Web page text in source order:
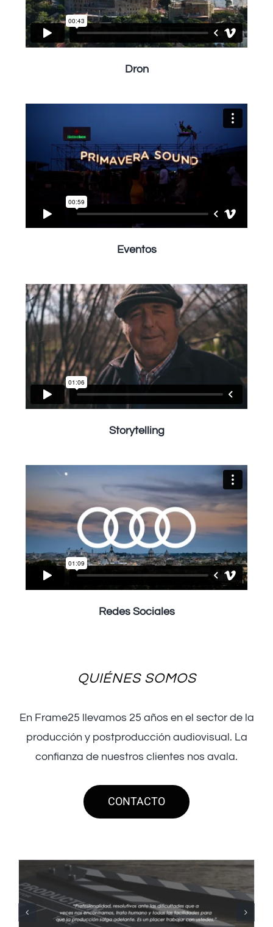
Dron
Eventos
Storytelling
Redes Sociales
QUIÉNES SOMOS
En Frame25 llevamos 25 años en el sector de la
producción y postproducción audiovisual. La
confianza de nuestros clientes nos avala.
CONTACTO